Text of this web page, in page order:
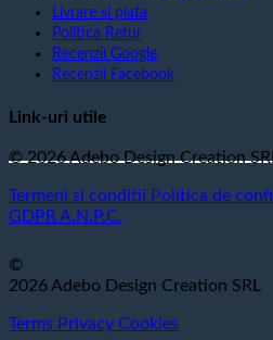
Livrare si plata
Politica Retur
Recenzii Google
Recenzii Facebook
Link-uri utile
© 2026 Adebo Design Creation
Termeni si conditii Politica de
GDPR A.N.P.C.
©
2026 Adebo Design Creation SRL
Terms Privacy Cookies